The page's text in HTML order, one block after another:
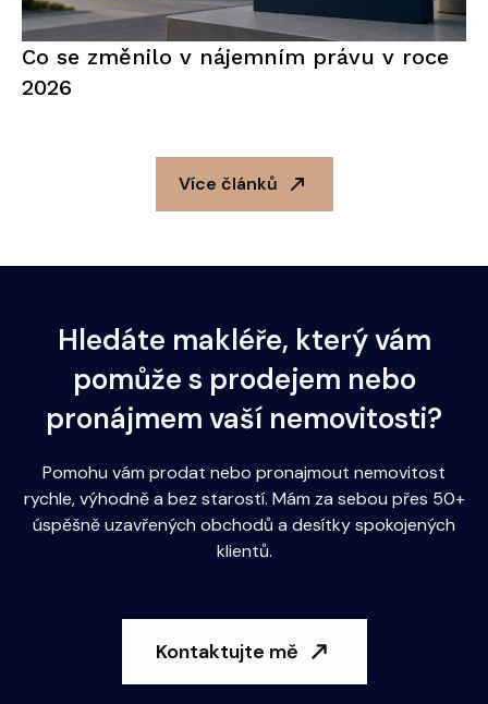
Co se změnilo v nájemním právu v roce
2026
Více článků
Hledáte makléře, který vám
pomůže s prodejem nebo
pronájmem vaší nemovitosti?
Pomohu vám prodat nebo pronajmout nemovitost
rychle, výhodně a bez starostí. Mám za sebou přes 50+
úspěšně uzavřených obchodů a desítky spokojených
klientů.
Kontaktujte mě